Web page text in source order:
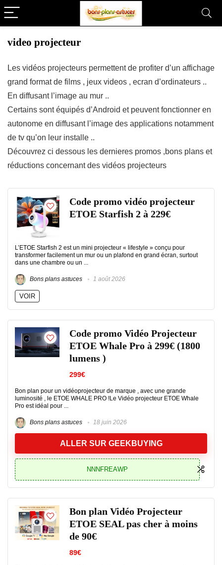
video projecteur
Les vidéos projecteurs permettent de profiter d’un affichage
grand format de films , jeux videos , ecran d’ordinateurs ..
En diffusant l’image au mur ..
Certains sont équipés d’Android et peuvent fonctionner en
autonome en diffusant l’image des applications notamment
de tv qu’on leur installe ..
Découvrez ci dessous les dernieres promos ,bons plans et
réductions concernant des vidéos projecteurs
Code promo vidéo projecteur
ETOE Starfish 2 à 229€
L’ETOE Starfish 2 est un mini projecteur « lifestyle » conçu pour
transformer facilement un mur ou un plafond en grand écran, surtout
dans une chambre ou un ...
Bons plans astuces 1 août 2026
VOIR
Code promo Vidéo Projecteur
ETOE Whale Pro à 299€ (1800
lumens )
299€
Bon plan pour un vidéoprojecteur de marque , avec une grande
luminosité , le ETOE WHALE PRO !Le Vidéo projecteur ETOE Whale
Pro est idéal pour ...
Bons plans astuces 18 juin 2026
ALLER SUR GEEKBUYING
NNNFREAWP
Bon plan Vidéo Projecteur
ETOE SEAL pas cher à moins
de 90€
89€